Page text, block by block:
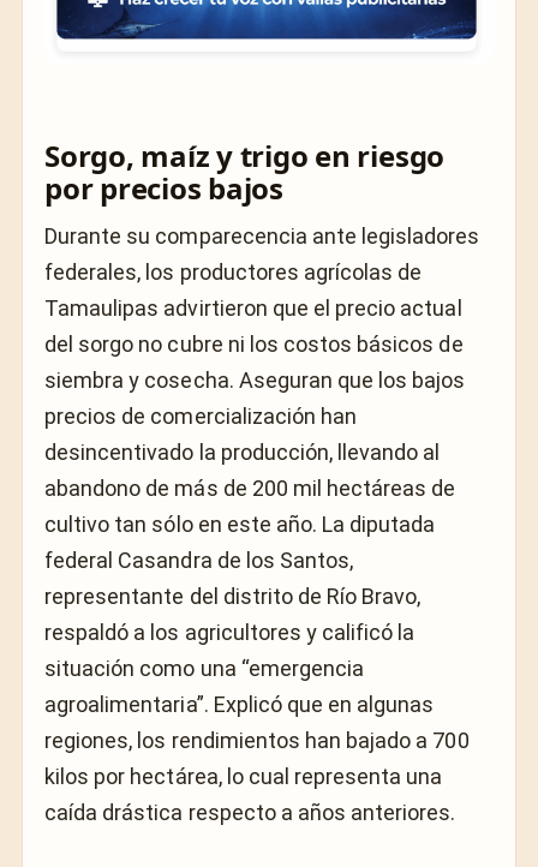
Sorgo, maíz y trigo en riesgo
por precios bajos
Durante su comparecencia ante legisladores
federales, los productores agrícolas de
Tamaulipas advirtieron que el precio actual
del sorgo no cubre ni los costos básicos de
siembra y cosecha. Aseguran que los bajos
precios de comercialización han
desincentivado la producción, llevando al
abandono de más de 200 mil hectáreas de
cultivo tan sólo en este año. La diputada
federal Casandra de los Santos,
representante del distrito de Río Bravo,
respaldó a los agricultores y calificó la
situación como una “emergencia
agroalimentaria”. Explicó que en algunas
regiones, los rendimientos han bajado a 700
kilos por hectárea, lo cual representa una
caída drástica respecto a años anteriores.